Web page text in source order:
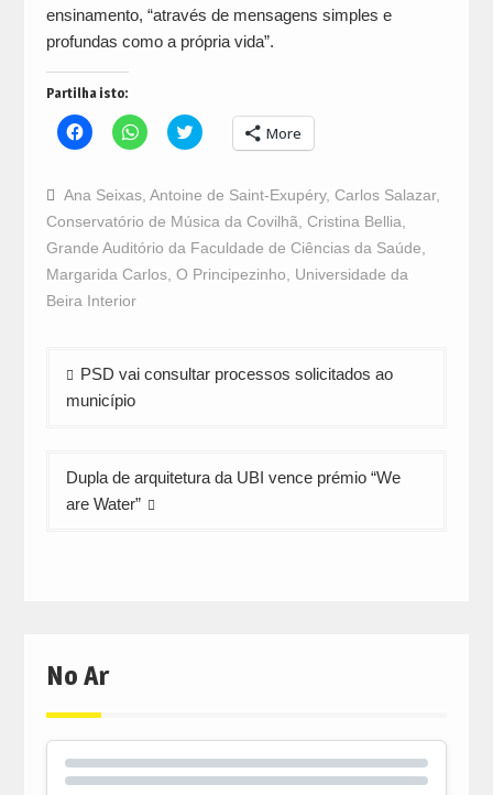
ensinamento, “através de mensagens simples e
profundas como a própria vida”.
Partilha isto:
Click
to
Facebook
(Opens
in
new
window)
Click
to
WhatsApp
(Opens
in
new
window)
Click
to
Twitter
(Opens
in
new
window)
More
Ana Seixas, Antoine de Saint-Exupéry, Carlos Salazar,
Conservatório de Música da Covilhã Cristina Bellia
Grande Auditório da Faculdade de Ciências da Saúde
Margarida Carlos, O Principezinho
Universidade da
Beira Interior
Navegação
de
PSD vai consultar processos solicitados ao
município
Dupla de arquitetura da UBI vence prémio “We
are Water”
No Ar